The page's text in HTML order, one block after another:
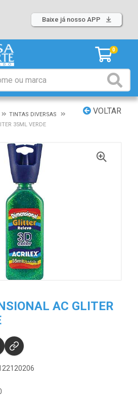
Baixe já nosso APP
0
VOLTAR
TINTAS DIVERSAS
35ML VERDE
AC GLITER